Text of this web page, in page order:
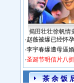
揭田壮壮徐帆情
·赵薇被爆已经怀孕
·李宇春爆遭母逼婚
·圣诞节明信片八折
茶 余 饭